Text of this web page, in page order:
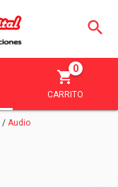
CARRITO
0
/ Audio